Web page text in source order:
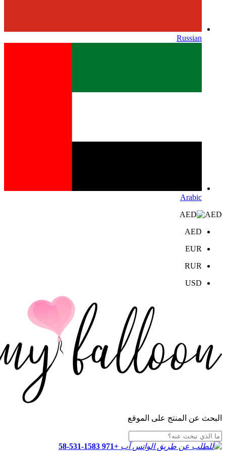
Russian
Arabic
AED
AED
EUR
RUR
USD
البحث عن المنتج على الموقع
+971 58-531-1583